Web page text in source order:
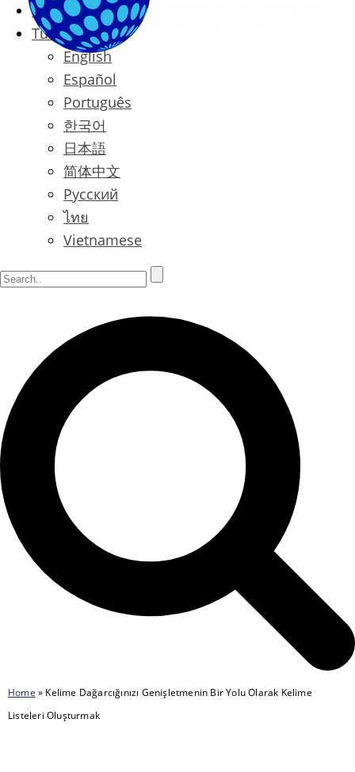
Contact
Türkçe
English
Español
Português
한국어
日本語
简体中文
Русский
ไทย
Vietnamese
Home » Kelime Dağarcığınızı Genişletmenin Bir Yolu Olarak Kelime
Listeleri Oluşturmak